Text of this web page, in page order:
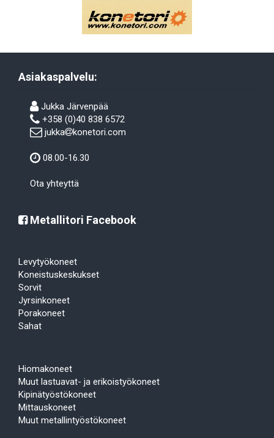
Asiakaspalvelu:
Jukka Järvenpää
+358 (0)40 838 6572
jukka
konetori.com
08.00-16.30
Ota yhteyttä
Metallitori Facebook
Levytyökoneet
Koneistuskeskukset
Sorvit
Jyrsinkoneet
Porakoneet
Sahat
Hiomakoneet
Muut lastuavat- ja erikoistyökoneet
Kipinätyöstökoneet
Mittauskoneet
Muut metallintyöstökoneet